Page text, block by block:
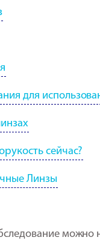
для
сейчас?
Линзы